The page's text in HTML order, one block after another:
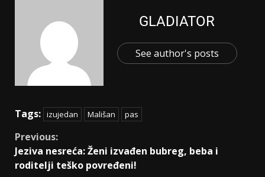
GLADIATOR
See author's posts
Tags: izujedan Mališan pas
Previous:
Jeziva nesreća: Ženi izvađen bubreg, beba i
roditelji teško povređeni!